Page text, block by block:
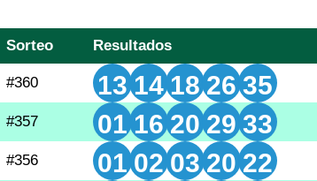
Sorteo Resultados
#360 13 14 18 26 35
#357 01 16 20 29 33
#356 01 02 03 20 22